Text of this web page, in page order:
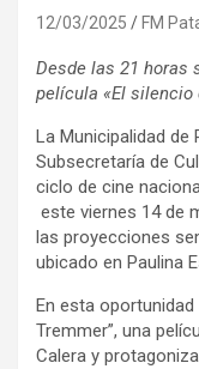
12/03/2025 FM
Desde las 21 horas
película «El silencio
La Municipalidad de
Subsecretaría de
ciclo de cine
este viernes 14 de
las proyecciones
ubicado en Paulina
En esta
Tremmer”, una
Calera y